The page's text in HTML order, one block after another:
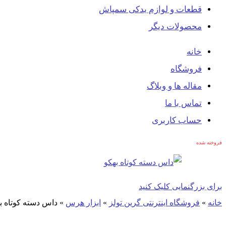
قطعات و لوازم یدکی سمپاش
محصولات دیگر
خانه
فروشگاه
مقاله ها و وبلاگ
تماس با ما
حساب کاربری
فروخته شده
برای بزرگنمایی کلیک کنید
خانه » فروشگاه اینترنتی گرین تولز » ابزار هرس » داس دسته کوتاه